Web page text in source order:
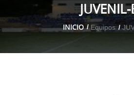
INICIO Equipos